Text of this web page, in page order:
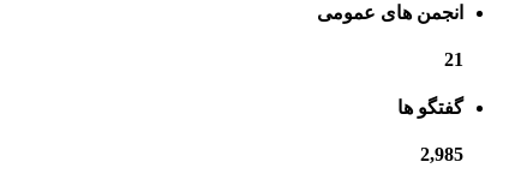
انجمن های عمومی
21
گفتگو ها
2,985